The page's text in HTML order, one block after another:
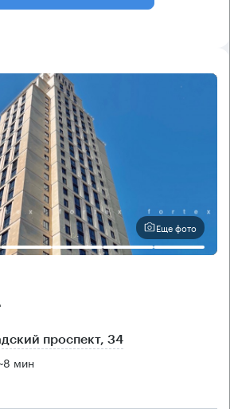
Еще фото
проспект, 34
8 мин